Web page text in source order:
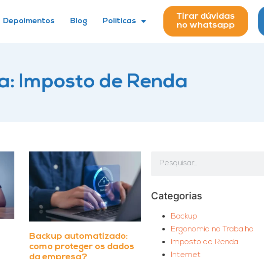
Depoimentos Blog Políticas
Tirar dúvidas
no whatsapp
Imposto de Renda
Backup automatizado:
como proteger os dados
Categorias
Backup
Ergonomia no Trabalho
Imposto de Renda
Internet